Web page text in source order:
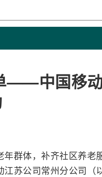
——中国移
年群体，补齐社区养
江苏公司常州分公司（